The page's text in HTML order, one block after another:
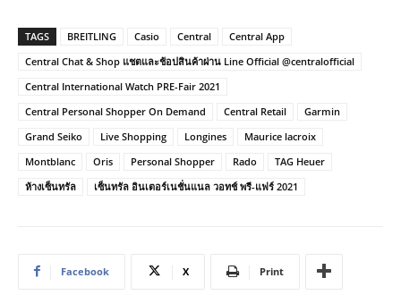
TAGS BREITLING Casio Central
Central App
Central Chat & Shop แชตและช้อปสินค้าผ่าน Line Official @centralofficial
Central International Watch PRE-Fair 2021
Central Personal Shopper On Demand
Central Retail
Garmin
Grand Seiko
Live Shopping Longines
Maurice lacroix
Montblanc
Oris Personal Shopper Rado
TAG Heuer
ห้างเซ็นทรัล
เซ็นทรัล อินเตอร์เนชั่นแนล วอทช์ พรี-แฟร์ 2021
Facebook X Print